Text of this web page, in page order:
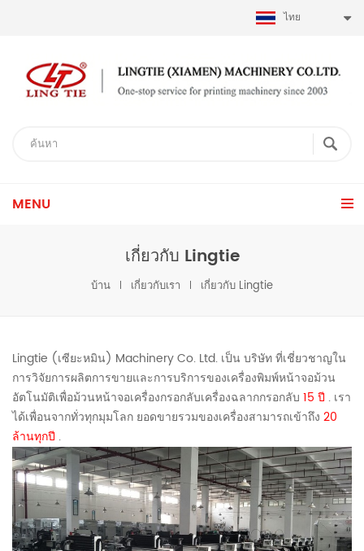
ไทย
MENU
เกี่ยวกับ Lingtie
บ้าน เกี่ยวกับเรา เกี่ยวกับ Lingtie
Lingtie (เซียะหมิน) Machinery Co. Ltd. เป็น บริษัท ที่เชี่ยวชาญใน
การวิจัยการผลิตการขายและการบริการของเครื่องพิมพ์หน้าจอม้วน
อัตโนมัติเพื่อม้วนหน้าจอเครื่องกรอกลับเครื่องฉลากกรอกลับ 15 ปี . เรา
ได้เพื่อนจากทั่วทุกมุมโลก ยอดขายรวมของเครื่องสามารถเข้าถึง 20
ล้านทุกปี .